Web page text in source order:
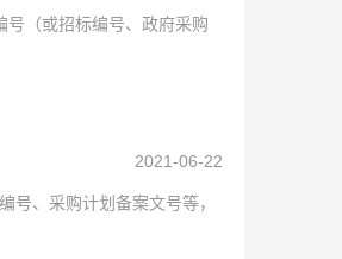
（或招标编号、政府采购
2021-06-22
号、采购计划备案文号等，